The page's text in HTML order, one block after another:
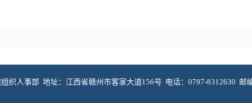
织人事部 地址：江西省赣州市客家大道156号 电话：0797-8312630 邮